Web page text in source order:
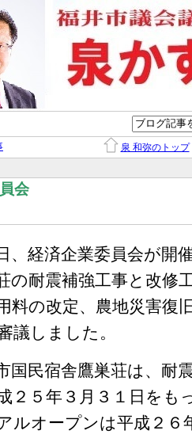
泉 和弥のトップ
会
、経済企業委員会が開
の耐震補強工事と改修
料の改定、農地災害復
議しました。
国民宿舎鷹巣荘は、耐
２５年３月３１日をも
ルオープンは平成２６